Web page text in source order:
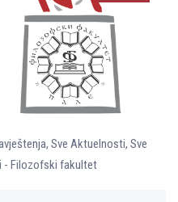
, Sve Aktuelnosti, Sve
- Filozofski fakultet